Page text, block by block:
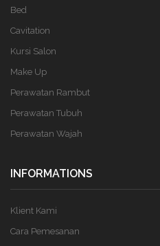
Bed
Cavitation
Kursi Salon
Make Up
Perawatan Rambut
Perawatan Tubuh
Perawatan Wajah
INFORMATIONS
Klient Kami
Cara Pemesanan